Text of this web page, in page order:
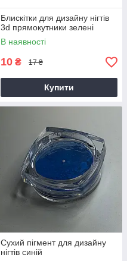
Блискітки для дизайну нігтів
3d прямокутники зелені
В наявності
10 ₴ 17 ₴
Купити
Сухий пігмент для дизайну
нігтів синій